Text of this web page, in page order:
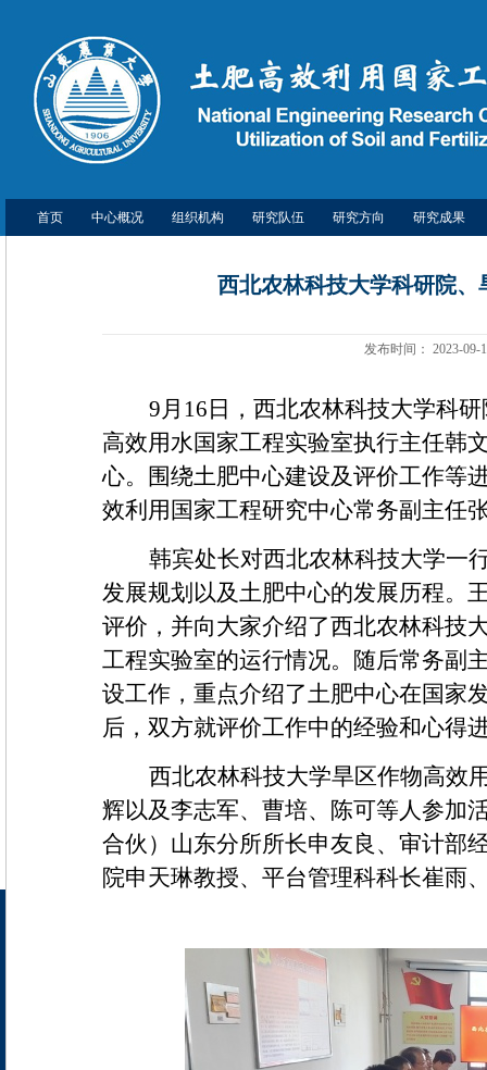
首页 中心概况 组织机构 研究队伍 研究方向 研究成果
西北农林科技大学科研院
发布时间： 2023-09-
9月 16 日，西北农林科技大学科
高效用水国家工程实验室执行主任韩
心。围绕土肥中心建设及评价工作等
效利用国家工程研究中心常务副主任
韩宾处长对西北农林科技大学一
发展规划以及土肥中心的发展历程。
评价，并向大家介绍了西北农林科技
工程实验室的运行情况。随后常务副
设工作，重点介绍了土肥中心在国家
后，双方就评价工作中的经验和心得
西北农林科技大学旱区作物高效
辉以及李志军、曹培、陈可等人参加
合伙）山东分所所长申友良、审计部
院申天琳教授、平台管理科科长崔雨